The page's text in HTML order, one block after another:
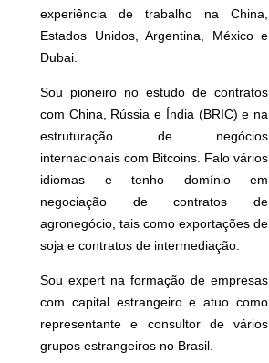
experiência de trabalho na China,
Estados Unidos, Argentina, México e
Dubai.
Sou pioneiro no estudo de contratos
com China, Rússia e Índia (BRIC) e na
estruturação de negócios
internacionais com Bitcoins. Falo vários
idiomas e tenho domínio em
negociação de contratos de
agronegócio, tais como exportações de
soja e contratos de intermediação.
Sou expert na formação de empresas
com capital estrangeiro e atuo como
representante e consultor de vários
grupos estrangeiros no Brasil.